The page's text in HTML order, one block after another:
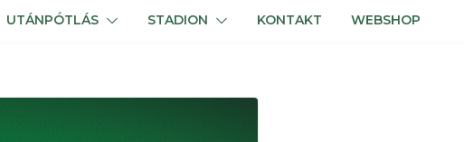
UTÁNPÓTLÁS STADION KONTAKT WEBSHOP